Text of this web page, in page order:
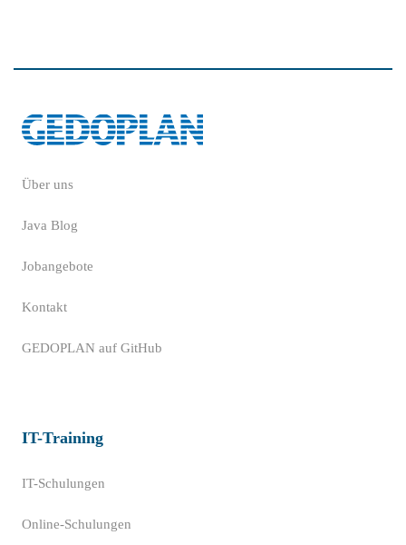
Über uns
Java Blog
Jobangebote
Kontakt
GEDOPLAN auf GitHub
IT-Training
IT-Schulungen
Online-Schulungen